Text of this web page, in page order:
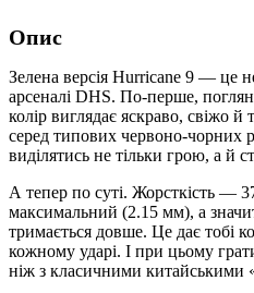
Опис
Зелена версія Hurricane 9 — це
арсеналі DHS. По-перше,
колір виглядає яскраво, свіжо й
серед типових червоно-чорних
виділятись не тільки грою, а й
А тепер по суті. Жорсткість —
максимальний (2.15 мм), а
тримається довше. Це дає тобі
кожному ударі. І при цьому
ніж з класичними китайськими